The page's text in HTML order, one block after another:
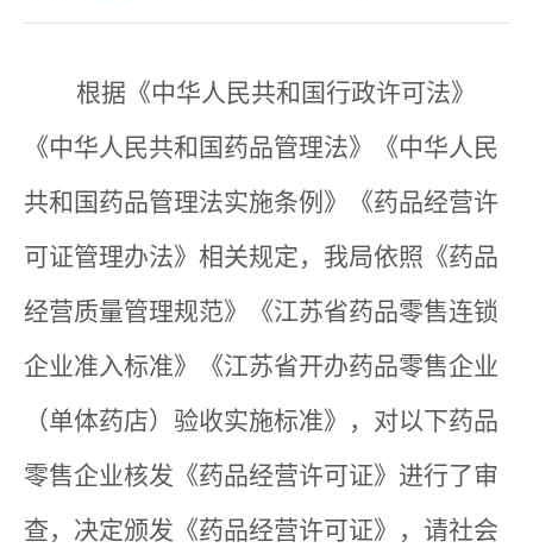
根据《中华人民共和国行政许可法》
《中华人民共和国药品管理法》《中华人民
共和国药品管理法实施条例》《药品经营许
可证管理办法》相关规定，我局依照《药品
经营质量管理规范》《江苏省药品零售连锁
企业准入标准》《江苏省开办药品零售企业
（单体药店）验收实施标准》，对以下药品
零售企业核发《药品经营许可证》进行了审
查，决定颁发《药品经营许可证》，请社会